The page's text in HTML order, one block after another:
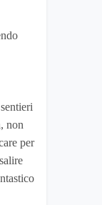
non
per